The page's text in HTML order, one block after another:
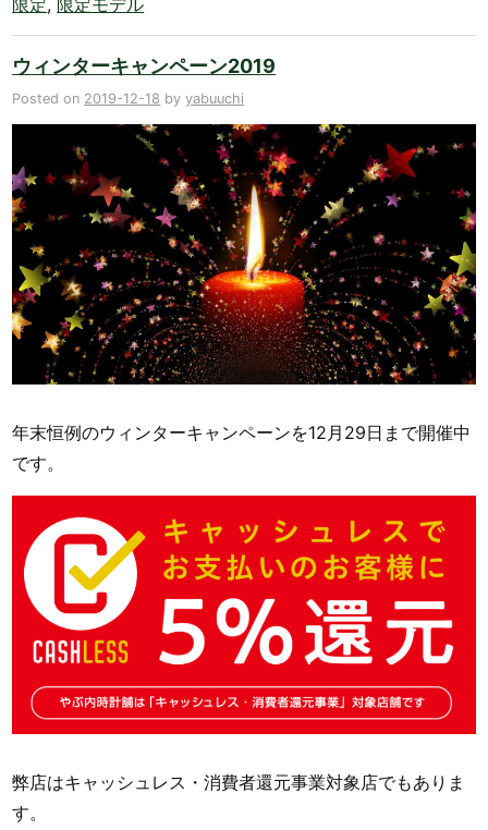
ウィンターキャンペーン2019
Posted on 2019-12-18 byyabuuchi
年末恒例のウィンターキャンペーンを12月29日まで開催中
です。
弊店はキャッシュレス・消費者還元事業対象店でもありま
す。